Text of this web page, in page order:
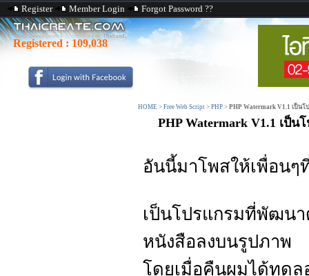
Register Member Login Forgot Password ??
Registered : 109,038
HOME > Free Web Script > PHP > PHP Watermark V1.1 เป็น
PHP Watermark V1.1 เป็
อันนี้มาโพสให้เพื่อนๆ
เป็นโปรแกรมที่พัฒน
หนังสือลงบนรูปภาพ
โดยเมื่อคืนผมได้ทดล